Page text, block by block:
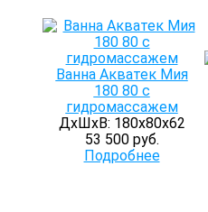
Ванна Акватек Мия
180 80 с
гидромассажем
ДхШхВ: 180х80х62
53 500 руб.
Подробнее